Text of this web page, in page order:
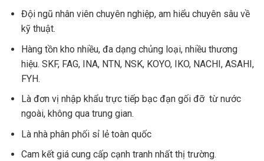
Đội ngũ nhân viên chuyên nghiệp, am hiểu chuyên sâu về
kỹ thuật.
Hàng tồn kho nhiều, đa dạng chủng loại, nhiều thương
hiệu. SKF, FAG, INA, NTN, NSK, KOYO, IKO, NACHI, ASAHI,
FYH.
Là đơn vị nhập khẩu trực tiếp bạc đạn gối đỡ từ nước
ngoài, không qua trung gian.
Là nhà phân phối sỉ lẻ toàn quốc
Cam kết giá cung cấp cạnh tranh nhất thị trường.